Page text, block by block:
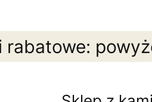
rabatowe: